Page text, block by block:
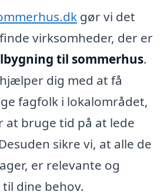
gør vi det
virksomheder, der er
til sommerhus.
dig med at få
fagfolk i lokalområdet,
at bruge tid på at lede
sikre vi, at alle de
er relevante og
dine behov.